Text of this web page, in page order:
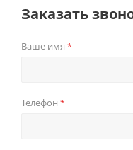
Заказать
Ваше имя *
Телефон *